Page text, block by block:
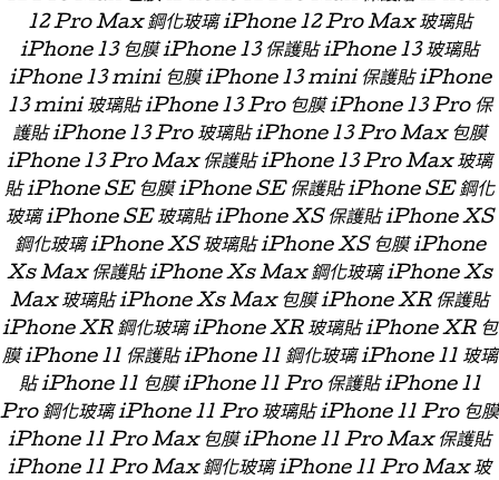
12 Pro Max 鋼化玻璃 iPhone 12 Pro Max 玻璃貼
iPhone 13 包膜 iPhone 13 保護貼 iPhone 13 玻璃貼
iPhone 13 mini 包膜 iPhone 13 mini 保護貼 iPhone
13 mini 玻璃貼 iPhone 13 Pro 包膜 iPhone 13 Pro 保
護貼 iPhone 13 Pro 玻璃貼 iPhone 13 Pro Max 包膜
iPhone 13 Pro Max 保護貼 iPhone 13 Pro Max 玻璃
貼 iPhone SE 包膜 iPhone SE 保護貼 iPhone SE 鋼化
玻璃 iPhone SE 玻璃貼 iPhone XS 保護貼 iPhone XS
鋼化玻璃 iPhone XS 玻璃貼 iPhone XS 包膜 iPhone
Xs Max 保護貼 iPhone Xs Max 鋼化玻璃 iPhone Xs
Max 玻璃貼 iPhone Xs Max 包膜 iPhone XR 保護貼
iPhone XR 鋼化玻璃 iPhone XR 玻璃貼 iPhone XR 包
膜 iPhone 11 保護貼 iPhone 11 鋼化玻璃 iPhone 11 玻璃
貼 iPhone 11 包膜 iPhone 11 Pro 保護貼 iPhone 11
Pro 鋼化玻璃 iPhone 11 Pro 玻璃貼 iPhone 11 Pro 包膜
iPhone 11 Pro Max 包膜 iPhone 11 Pro Max 保護貼
iPhone 11 Pro Max 鋼化玻璃 iPhone 11 Pro Max 玻